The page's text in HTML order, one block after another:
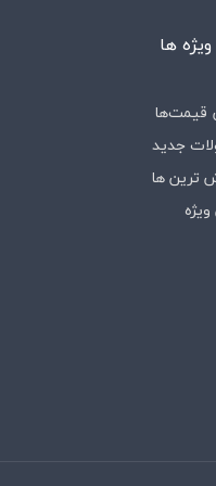
ها
جدید
ترین ها